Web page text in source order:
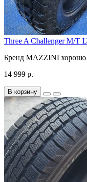
Three A Challenger M/T
Бренд MAZZINI хорошо
14 999 р.
В корзину